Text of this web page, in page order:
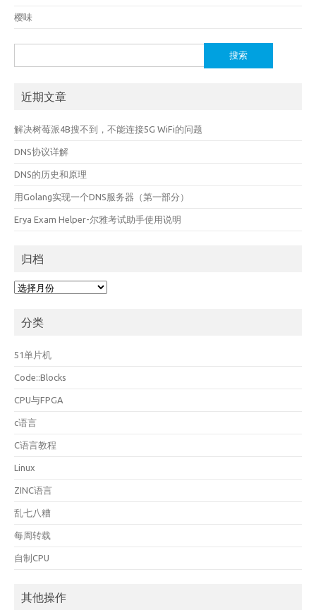
樱味
索：
近期文章
解决树莓派4B搜不到，不能连接5G WiFi的问题
DNS协议详解
DNS的历史和原理
用Golang实现一个DNS服务器（第一部分）
Erya Exam Helper-尔雅考试助手使用说明
归档
归
分类
51单片机
Code::Blocks
CPU与FPGA
c语言
C语言教程
Linux
ZINC语言
乱七八糟
每周转载
自制CPU
其他操作